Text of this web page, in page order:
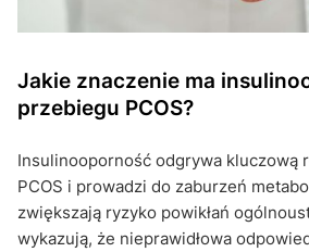
Jakie znaczenie ma
przebiegu PCOS?
Insulinooporność odgrywa kluczową
PCOS i prowadzi do zaburzeń
zwiększają ryzyko powikłań
wykazują, że nieprawidłowa